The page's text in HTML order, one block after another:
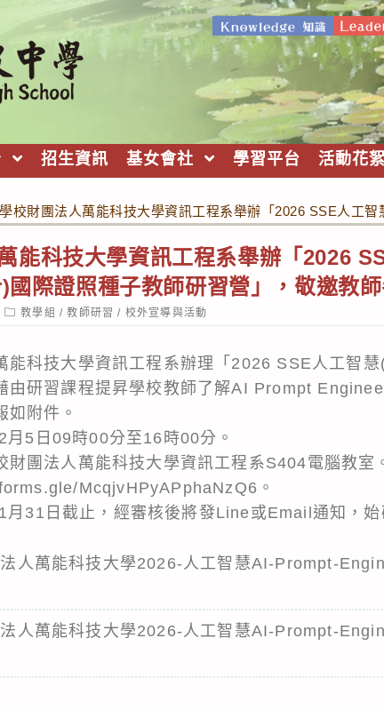
招生資訊 基女會社 學習平台 活動花絮
校財團法人萬能科技大學資訊工程系舉辦「2026 SSE人工
能科技大學資訊工程系舉辦「2026
際證照種子教師研習營」，敬邀教師
Post
category:
教學組 / 教師研習 / 校外宣導與活動
能科技大學資訊工程系辦理「2026 SSE人工智
由研習課程提昇學校教師了解AI Prompt
如附件。
5日09時00分至16時00分。
財團法人萬能科技大學資訊工程系S404電腦教室
McqjvHPyAPphaNzQ6。
月31日截止，經審核後將發Line或Email通知，始
人萬能科技大學2026-人工智慧AI-Prompt-
人萬能科技大學2026-人工智慧AI-Prompt-